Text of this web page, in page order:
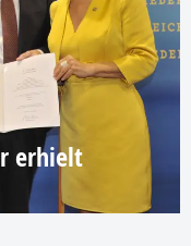
erhielt